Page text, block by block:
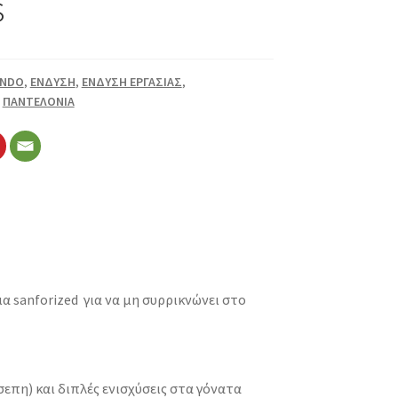
, ΕΝΔΥΣΗ, ΕΝΔΥΣΗ ΕΡΓΑΣΙΑΣ,
ΠΑΝΤΕΛΟΝΙΑ
για να μη συρρικνώνει στο
και διπλές ενισχύσεις στα γόνατα